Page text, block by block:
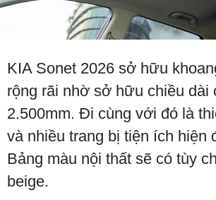
KIA Sonet 2026 sở hữu
rộng rãi nhờ sở hữu chiều dài
2.500mm. Đi cùng với đó là
và nhiều trang bị tiện ích hiện
Bảng màu nội thất sẽ có tùy
beige.